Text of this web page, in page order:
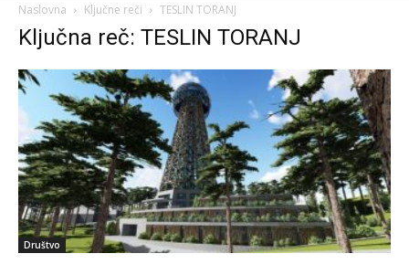
Naslovna Ključne reči TESLIN TORANJ
Ključna reč: TESLIN TORANJ
Društvo